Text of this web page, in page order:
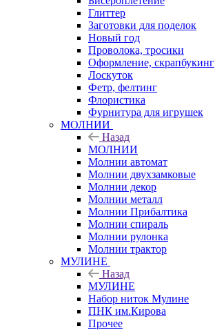
Глиттер
Заготовки для поделок
Новый год
Проволока, тросики
Оформление, скрапбукинг
Лоскуток
Фетр, фелтинг
Флористика
Фурнитура для игрушек
МОЛНИИ
Назад
МОЛНИИ
Молнии автомат
Молнии двухзамковые
Молнии декор
Молнии металл
Молнии Прибалтика
Молнии спираль
Молнии рулонка
Молнии трактор
МУЛИНЕ
Назад
МУЛИНЕ
Набор ниток Мулине
ПНК им.Кирова
Прочее